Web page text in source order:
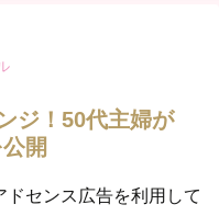
ジ！50代主婦が
開
センス広告を利用して